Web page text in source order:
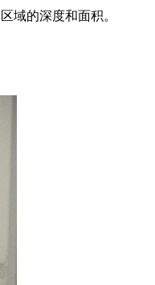
域的深度和面积。